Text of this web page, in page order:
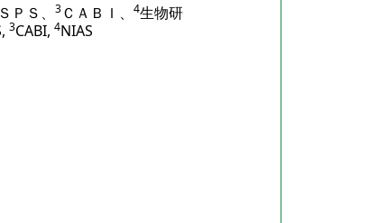
ＰＳ、 3ＣＡＢＩ、 4生物研
3CABI, 4NIAS